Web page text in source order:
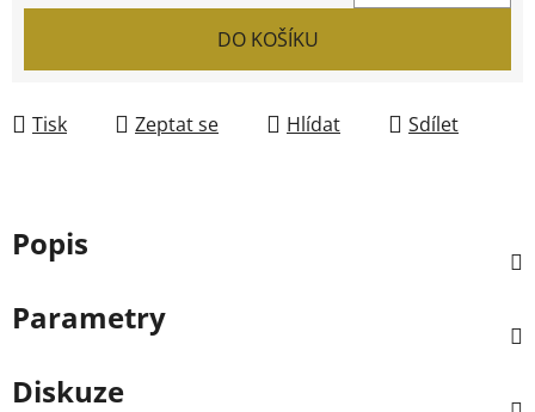
Měrná cena:
DO KOŠÍKU
Tisk Zeptat se Hlídat Sdílet
Popis
Parametry
Diskuze